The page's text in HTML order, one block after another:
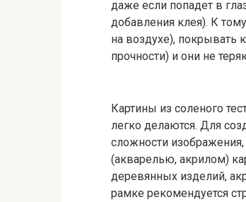
даже если попадет в
добавления клея). К
на воздухе), покрывать
прочности) и они не
Картины из соленого
легко делаются. Для
сложности
(акварелью, акрилом)
деревянных изделий,
рамке рекомендуется